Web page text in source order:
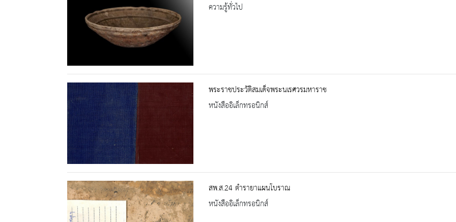
ความรู้ทั่วไป
พระราชประวัติสมเด็จพระนเรศวรมหาราช
หนังสืออิเล็กทรอนิกส์
สพ.ส.24 ตำรายาแผนโบราณ
หนังสืออิเล็กทรอนิกส์